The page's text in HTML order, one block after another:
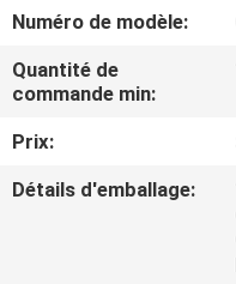
VISITE
DE
L'USINE
CONTRÔLE
Numéro de modèle:
Quantité de
commande min:
Prix:
Détails d'emballage: